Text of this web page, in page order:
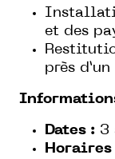
et des
près
Dates : 3
Horaires